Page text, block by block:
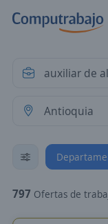
797 Ofertas de trabajo de